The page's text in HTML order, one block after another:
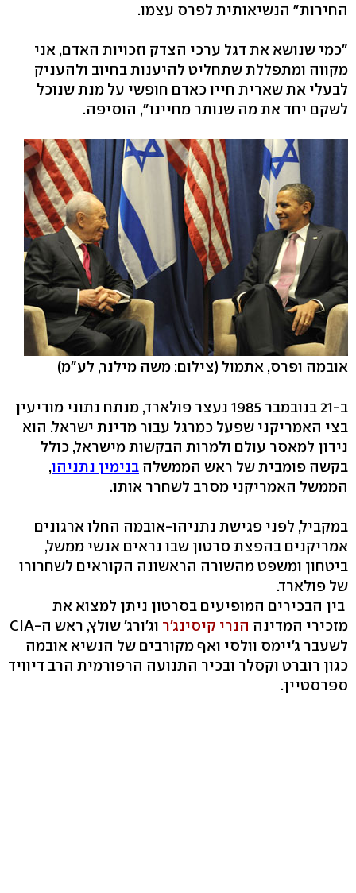
החירות" הנשיאותית לפרס עצמו.
"כמי שנושא את דגל ערכי הצדק וזכויות האדם, אני
מקווה ומתפללת שתחליט להיענות בחיוב ולהעניק
לבעלי את שארית חייו כאדם חופשי על מנת שנוכל
לשקם יחד את מה שנותר מחיינו", הוסיפה.
אובמה ופרס, אתמול (צילום: משה מילנר, לע"מ)
ב-21 בנובמבר 1985 נעצר פולארד, מנתח נתוני מודיעין
בצי האמריקני שפעל כמרגל עבור מדינת ישראל. הוא
נידון למאסר עולם ולמרות הבקשות מישראל, כולל
בקשה פומבית של ראש הממשלה בנימין נתניהו,
הממשל האמריקני מסרב לשחרר אותו.
במקביל, לפני פגישת נתניהו-אובמה החלו ארגונים
אמריקנים בהפצת סרטון שבו נראים אנשי ממשל,
ביטחון ומשפט מהשורה הראשונה הקוראים לשחרורו
של פולארד.
בין הבכירים המופיעים בסרטון ניתן למצוא את
מזכירי המדינה הנרי קיסינג'ר
וג'ורג' שולץ, ראש ה-CIA
לשעבר ג'יימס וולסי ואף מקורבים של הנשיא אובמה
כגון רוברט וקסלר ובכיר התנועה הרפורמית הרב דיוויד
ספרסטיין.